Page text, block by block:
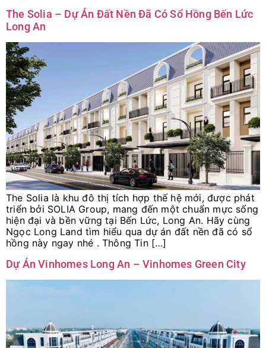
The Solia – Dự Án Đất Nền Đã Có Sổ Hồng Bến Lức
Long An
The Solia là khu đô thị tích hợp thế hệ mới, được phát
triển bởi SOLIA Group, mang đến một chuẩn mực sống
hiện đại và bền vững tại Bến Lức, Long An. Hãy cùng
Ngọc Long Land tìm hiểu qua dự án đất nền đã có sổ
hồng này ngay nhé . Thông Tin […]
Dự Án Vinhomes Long An – Vinhomes Green City